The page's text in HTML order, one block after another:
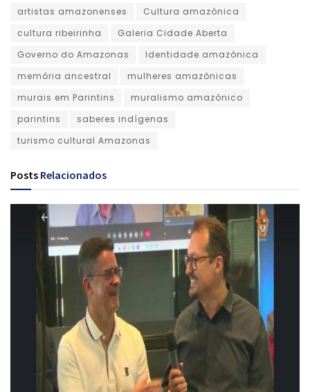
artistas amazonenses
Cultura amazônica
cultura ribeirinha
Galeria Cidade Aberta
Governo do Amazonas
Identidade amazônica
memória ancestral
mulheres amazônicas
murais em Parintins
muralismo amazônico
parintins
saberes indígenas
turismo cultural Amazonas
Posts Relacionados